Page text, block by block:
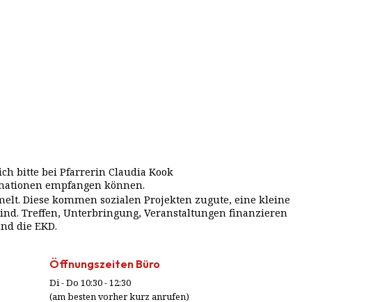
bitte bei Pfarrerin Claudia Kook
empfangen können.
Diese kommen sozialen Projekten zugute, eine kleine
Treffen, Unterbringung, Veranstaltungen finanzieren
die EKD.
Öffnungszeiten Büro
Di - Do 10:30 - 12:30
(am besten vorher kurz anrufen)